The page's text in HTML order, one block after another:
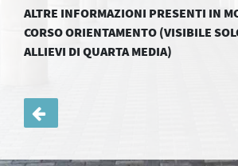
ALTRE INFORMAZIONI PRESENTI IN
CORSO ORIENTAMENTO (VISIBILE
ALLIEVI DI QUARTA MEDIA)
Navigazione
articoli